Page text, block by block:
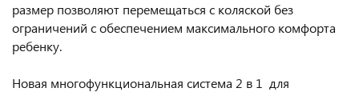
размер позволяют перемещаться с коляской без
ограничений с обеспечением максимального комфорта
ребенку.
Новая многофункциональная система 2 в 1 для